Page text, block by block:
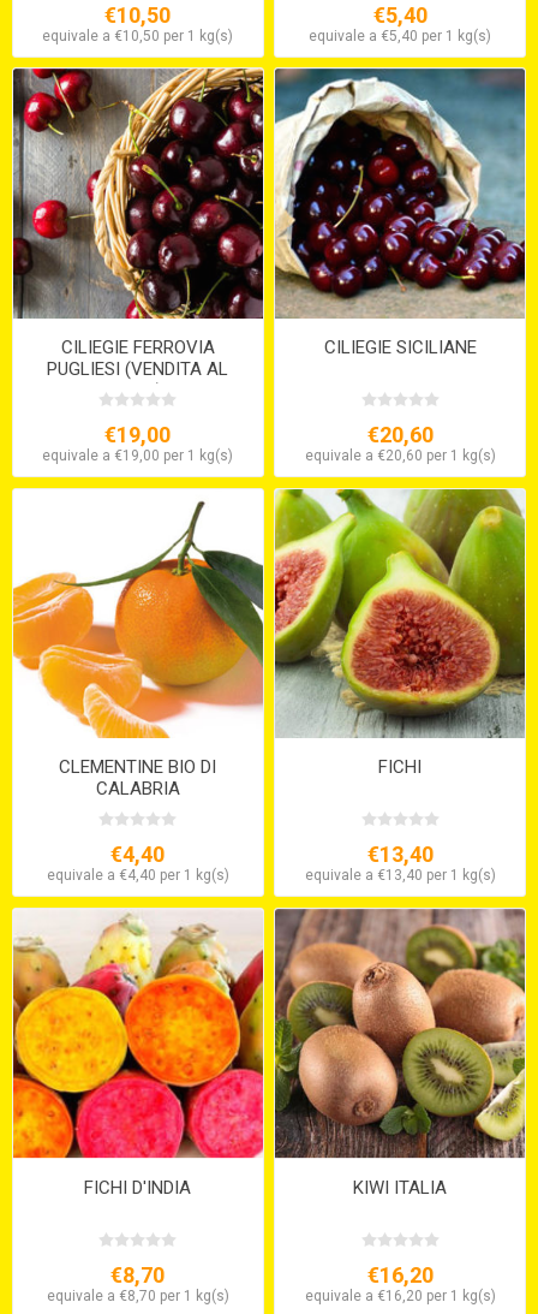
€10,50
equivale a €10,50 per 1 kg(s)
€5,40
equivale a €5,40 per 1 kg(s)
CILIEGIE FERROVIA
PUGLIESI (VENDITA AL
PESO)
€19,00
equivale a €19,00 per 1 kg(s)
CILIEGIE SICILIANE
€20,60
equivale a €20,60 per 1 kg(s)
CLEMENTINE BIO DI
CALABRIA
€4,40
equivale a €4,40 per 1 kg(s)
FICHI
€13,40
equivale a €13,40 per 1 kg(s)
FICHI D'INDIA
€8,70
equivale a €8,70 per 1 kg(s)
KIWI ITALIA
€16,20
equivale a €16,20 per 1 kg(s)